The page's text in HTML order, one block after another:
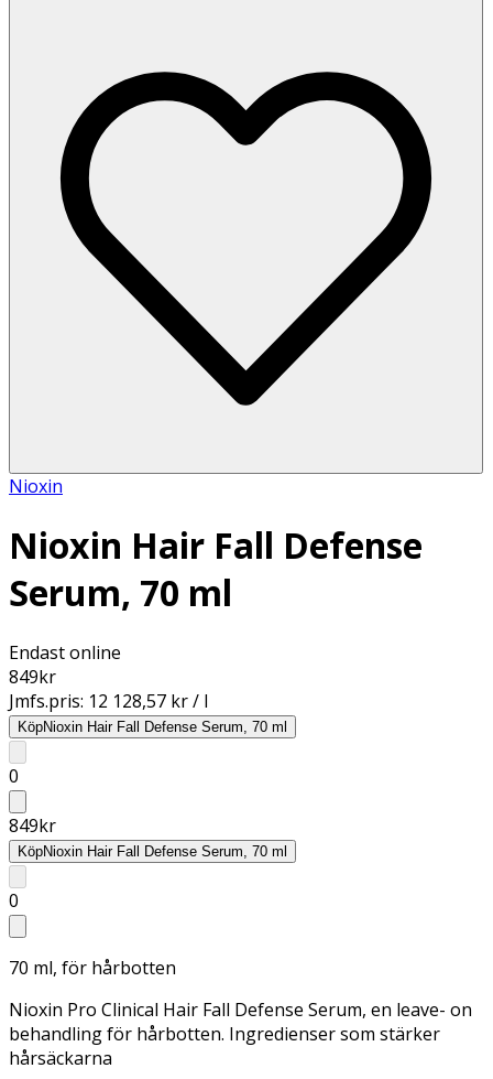
Nioxin
Nioxin Hair Fall Defense
Serum, 70 ml
Endast online
849kr
Jmfs.pris: 12 128,57 kr / l
KöpNioxin Hair Fall Defense Serum, 70 ml
0
849kr
KöpNioxin Hair Fall Defense Serum, 70 ml
0
70 ml, för hårbotten
Nioxin Pro Clinical Hair Fall Defense Serum, en leave- on
behandling för hårbotten. Ingredienser som stärker
hårsäckarna